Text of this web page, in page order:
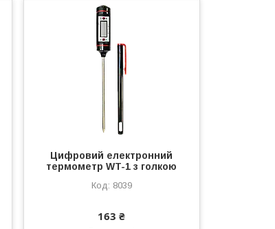
Цифровий електронний
термометр WT-1 з голкою
8039
163 ₴